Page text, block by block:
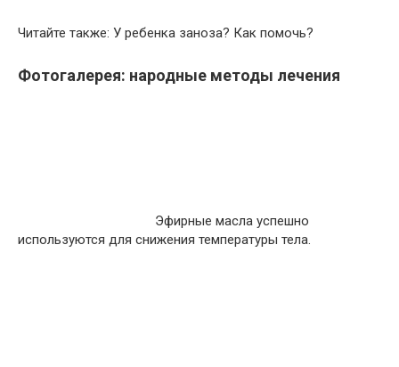
Читайте также: У ребенка заноза? Как помочь?
Фотогалерея: народные методы лечения
Эфирные масла успешно
используются для снижения температуры тела.